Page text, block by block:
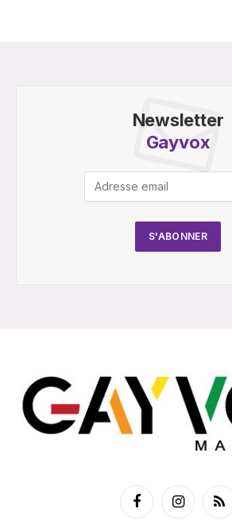
Newsletter
Gayvox
FacebookInstagramRSS